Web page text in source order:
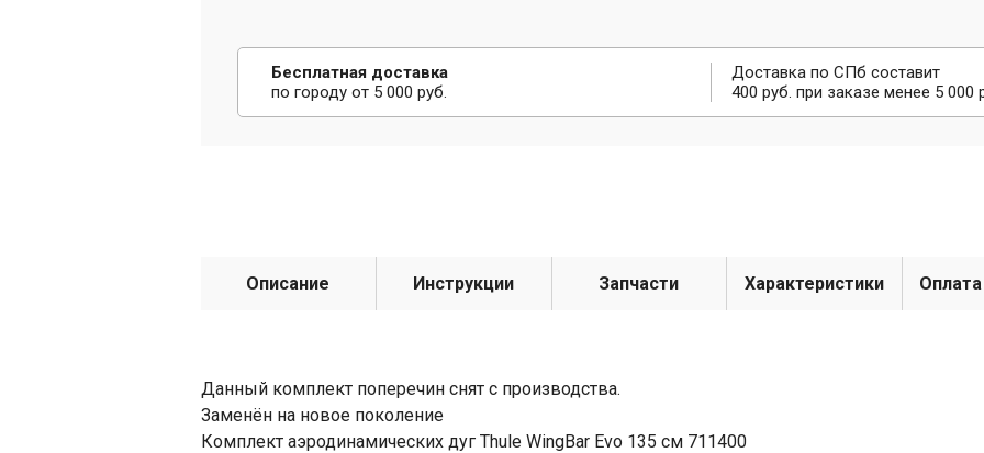
Бесплатная доставка
по городу от 5 000 руб.
Доставка по СПб составит
400 руб. при заказе менее 5 000
Описание Инструкции Запчасти Характеристики
Данный комплект поперечин снят с производства.
Заменён на новое поколение
Комплект аэродинамических дуг Thule WingBar Evo 135 см 711400